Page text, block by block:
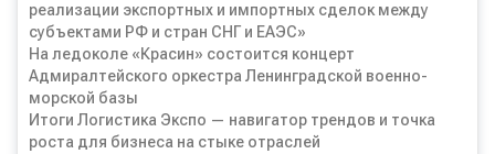
реализации экспортных и импортных сделок между
субъектами РФ и стран СНГ и ЕАЭС»
На ледоколе «Красин» состоится концерт
Адмиралтейского оркестра Ленинградской военно-
морской базы
Итоги Логистика Экспо — навигатор трендов и точка
роста для бизнеса на стыке отраслей